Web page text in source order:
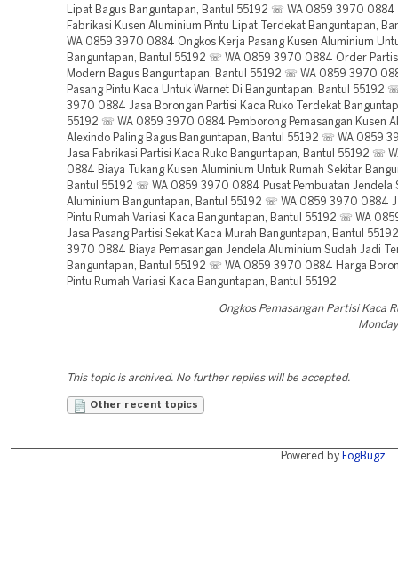
Lipat Bagus Banguntapan, Bantul 55192 ☏ WA 0859 3970 0884
Fabrikasi Kusen Aluminium Pintu Lipat Terdekat Banguntapan,
WA 0859 3970 0884 Ongkos Kerja Pasang Kusen Aluminium
Banguntapan, Bantul 55192 ☏ WA 0859 3970 0884 Order
Modern Bagus Banguntapan, Bantul 55192 ☏ WA 0859 3970
Pasang Pintu Kaca Untuk Warnet Di Banguntapan, Bantul 55192
3970 0884 Jasa Borongan Partisi Kaca Ruko Terdekat
55192 ☏ WA 0859 3970 0884 Pemborong Pemasangan Kusen
Alexindo Paling Bagus Banguntapan, Bantul 55192 ☏ WA 0859
Jasa Fabrikasi Partisi Kaca Ruko Banguntapan, Bantul 55192 ☏
0884 Biaya Tukang Kusen Aluminium Untuk Rumah Sekitar
Bantul 55192 ☏ WA 0859 3970 0884 Pusat Pembuatan Jendela
Aluminium Banguntapan, Bantul 55192 ☏ WA 0859 3970 0884
Pintu Rumah Variasi Kaca Banguntapan, Bantul 55192 ☏ WA
Jasa Pasang Partisi Sekat Kaca Murah Banguntapan, Bantul
3970 0884 Biaya Pemasangan Jendela Aluminium Sudah Jadi
Banguntapan, Bantul 55192 ☏ WA 0859 3970 0884 Harga
Pintu Rumah Variasi Kaca Banguntapan, Bantul 55192
Ongkos Pemasangan Partisi Kaca
This topic is archived. No further replies will be accepted.
Other recent topics
Powered by FogBugz